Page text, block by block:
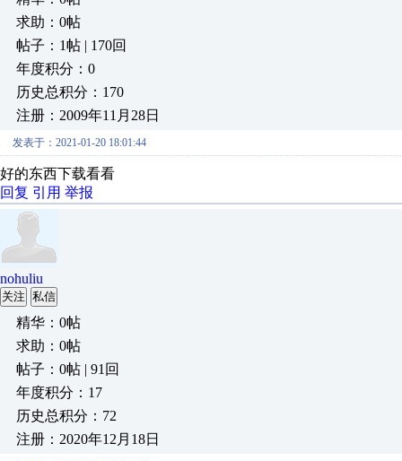
求助：0帖
帖子：1帖 | 170回
年度积分：0
历史总积分：170
注册：2009年11月28日
发表于：2021-01-20 18:01:44
好的东西下载看看
回复 引用 举报
nohuliu
关注 私信
精华：0帖
求助：0帖
帖子：0帖 | 91回
年度积分：17
历史总积分：72
注册：2020年12月18日